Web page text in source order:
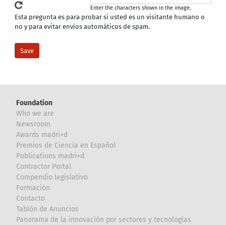
Enter the characters shown in the image.
Esta pregunta es para probar si usted es un visitante humano o
no y para evitar envíos automáticos de spam.
Foundation
Who we are
Newsroom
Awards madri+d
Premios de Ciencia en Español
Publications madri+d
Contractor Portal
Compendio legislativo
Formación
Contacto
Tablón de Anuncios
Panorama de la innovación por sectores y tecnologías